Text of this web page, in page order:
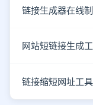
链接生成器在线
网站短链接生成
链接缩短网址工